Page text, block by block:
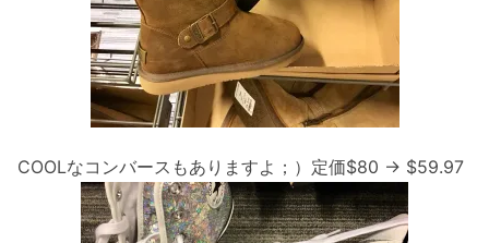
COOLなコンバースもありますよ；）定価$80 → $59.97